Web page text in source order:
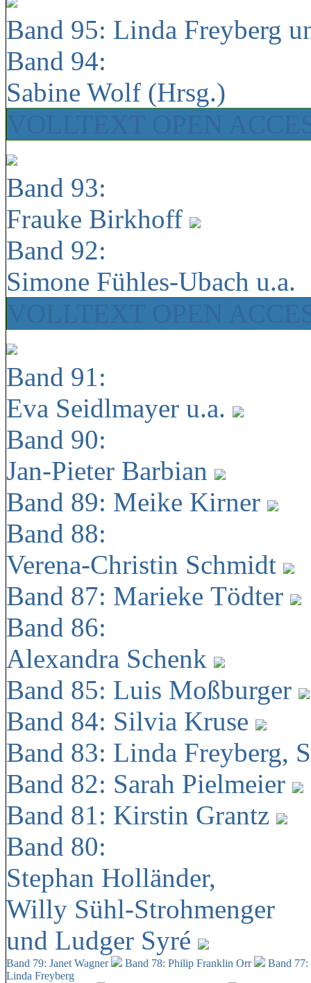
Band 95: Linda Freyberg
Band 94:
Sabine Wolf (Hrsg.)
Band 93:
Frauke Birkhoff
Band 92:
Simone Fühles-Ubach u.a.
Band 91:
Eva Seidlmayer u.a.
Band 90:
Jan-Pieter Barbian
Band 89: Meike Kirner
Band 88:
Verena-Christin Schmidt
Band 87: Marieke Tödter
Band 86:
Alexandra Schenk
Band 85: Luis Moßburger
Band 84: Silvia Kruse
Band 83: Linda Freyberg,
Band 82: Sarah Pielmeier
Band 81: Kirstin Grantz
Band 80:
Stephan Holländer,
Willy Sühl-Strohmenger
und Ludger Syré
Band 79: Janet Wagner Band 78: Philip Franklin Orr
Band
Linda Freyberg